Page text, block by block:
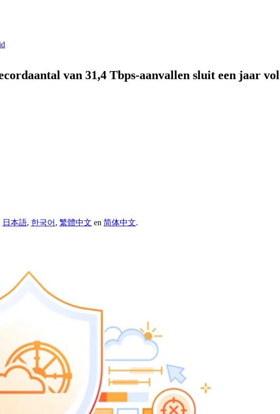
van 31,4 Tbps-aanvallen sluit een jaar vol
日本語, 한국어 , 繁體中文 en 简体中文.